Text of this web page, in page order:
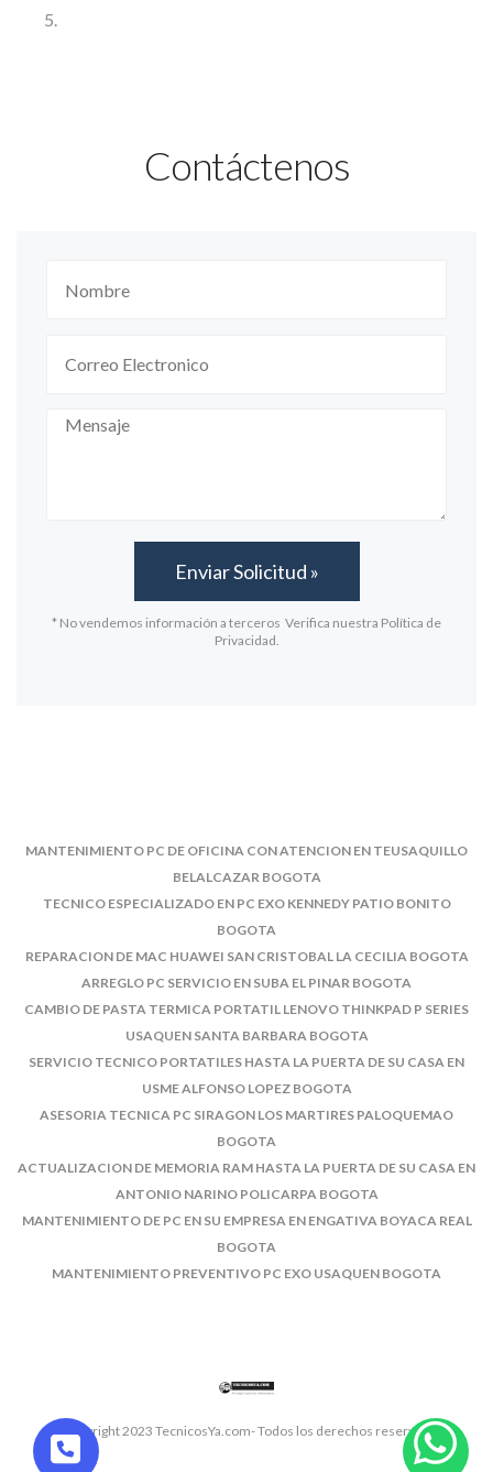
Contáctenos
* No vendemos información a terceros Verifica nuestra Política de
Privacidad.
MANTENIMIENTO PC DE OFICINA CON ATENCION EN TEUSAQUILLO
BELALCAZAR BOGOTA
TECNICO ESPECIALIZADO EN PC EXO KENNEDY PATIO BONITO
BOGOTA
REPARACION DE MAC HUAWEI SAN CRISTOBAL LA CECILIA BOGOTA
ARREGLO PC SERVICIO EN SUBA EL PINAR BOGOTA
CAMBIO DE PASTA TERMICA PORTATIL LENOVO THINKPAD P SERIES
USAQUEN SANTA BARBARA BOGOTA
SERVICIO TECNICO PORTATILES HASTA LA PUERTA DE SU CASA EN
USME ALFONSO LOPEZ BOGOTA
ASESORIA TECNICA PC SIRAGON LOS MARTIRES PALOQUEMAO
BOGOTA
ACTUALIZACION DE MEMORIA RAM HASTA LA PUERTA DE SU CASA EN
ANTONIO NARINO POLICARPA BOGOTA
MANTENIMIENTO DE PC EN SU EMPRESA EN ENGATIVA BOYACA REAL
BOGOTA
MANTENIMIENTO PREVENTIVO PC EXO USAQUEN BOGOTA
© Copyright 2023 TecnicosYa.com- Todos los derechos reservados